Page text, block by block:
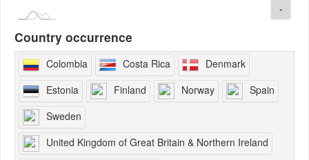
-
Country occurrence
Colombia Costa Rica
Denmark
Estonia
Finland Norway
Spain
Sweden
United Kingdom of Great Britain & Northern Ireland